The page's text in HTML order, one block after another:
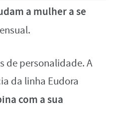
a mulher a se
de personalidade. A
da linha Eudora
com a sua